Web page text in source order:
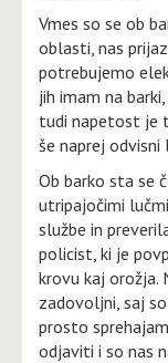
Vmes so se ob
oblasti, nas
potrebujemo
jih imam na
tudi napetost je
še naprej
Ob barko sta se
utripajočimi
službe in
policist, ki je
krovu kaj orožja.
zadovoljni, saj
prosto
odjaviti i so nas